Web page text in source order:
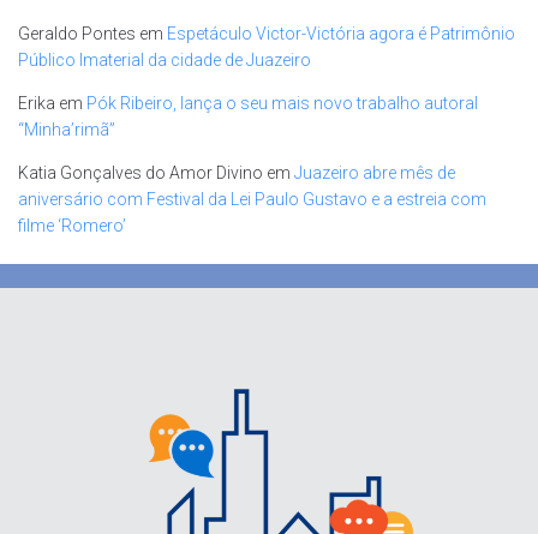
Geraldo Pontes em Espetáculo Victor-Victória agora é Patrimônio
Público Imaterial da cidade de Juazeiro
Erika em Pók Ribeiro, lança o seu mais novo trabalho autoral
“Minha’rimã”
Katia Gonçalves do Amor Divino em Juazeiro abre mês de
aniversário com Festival da Lei Paulo Gustavo e a estreia com
filme ‘Romero’